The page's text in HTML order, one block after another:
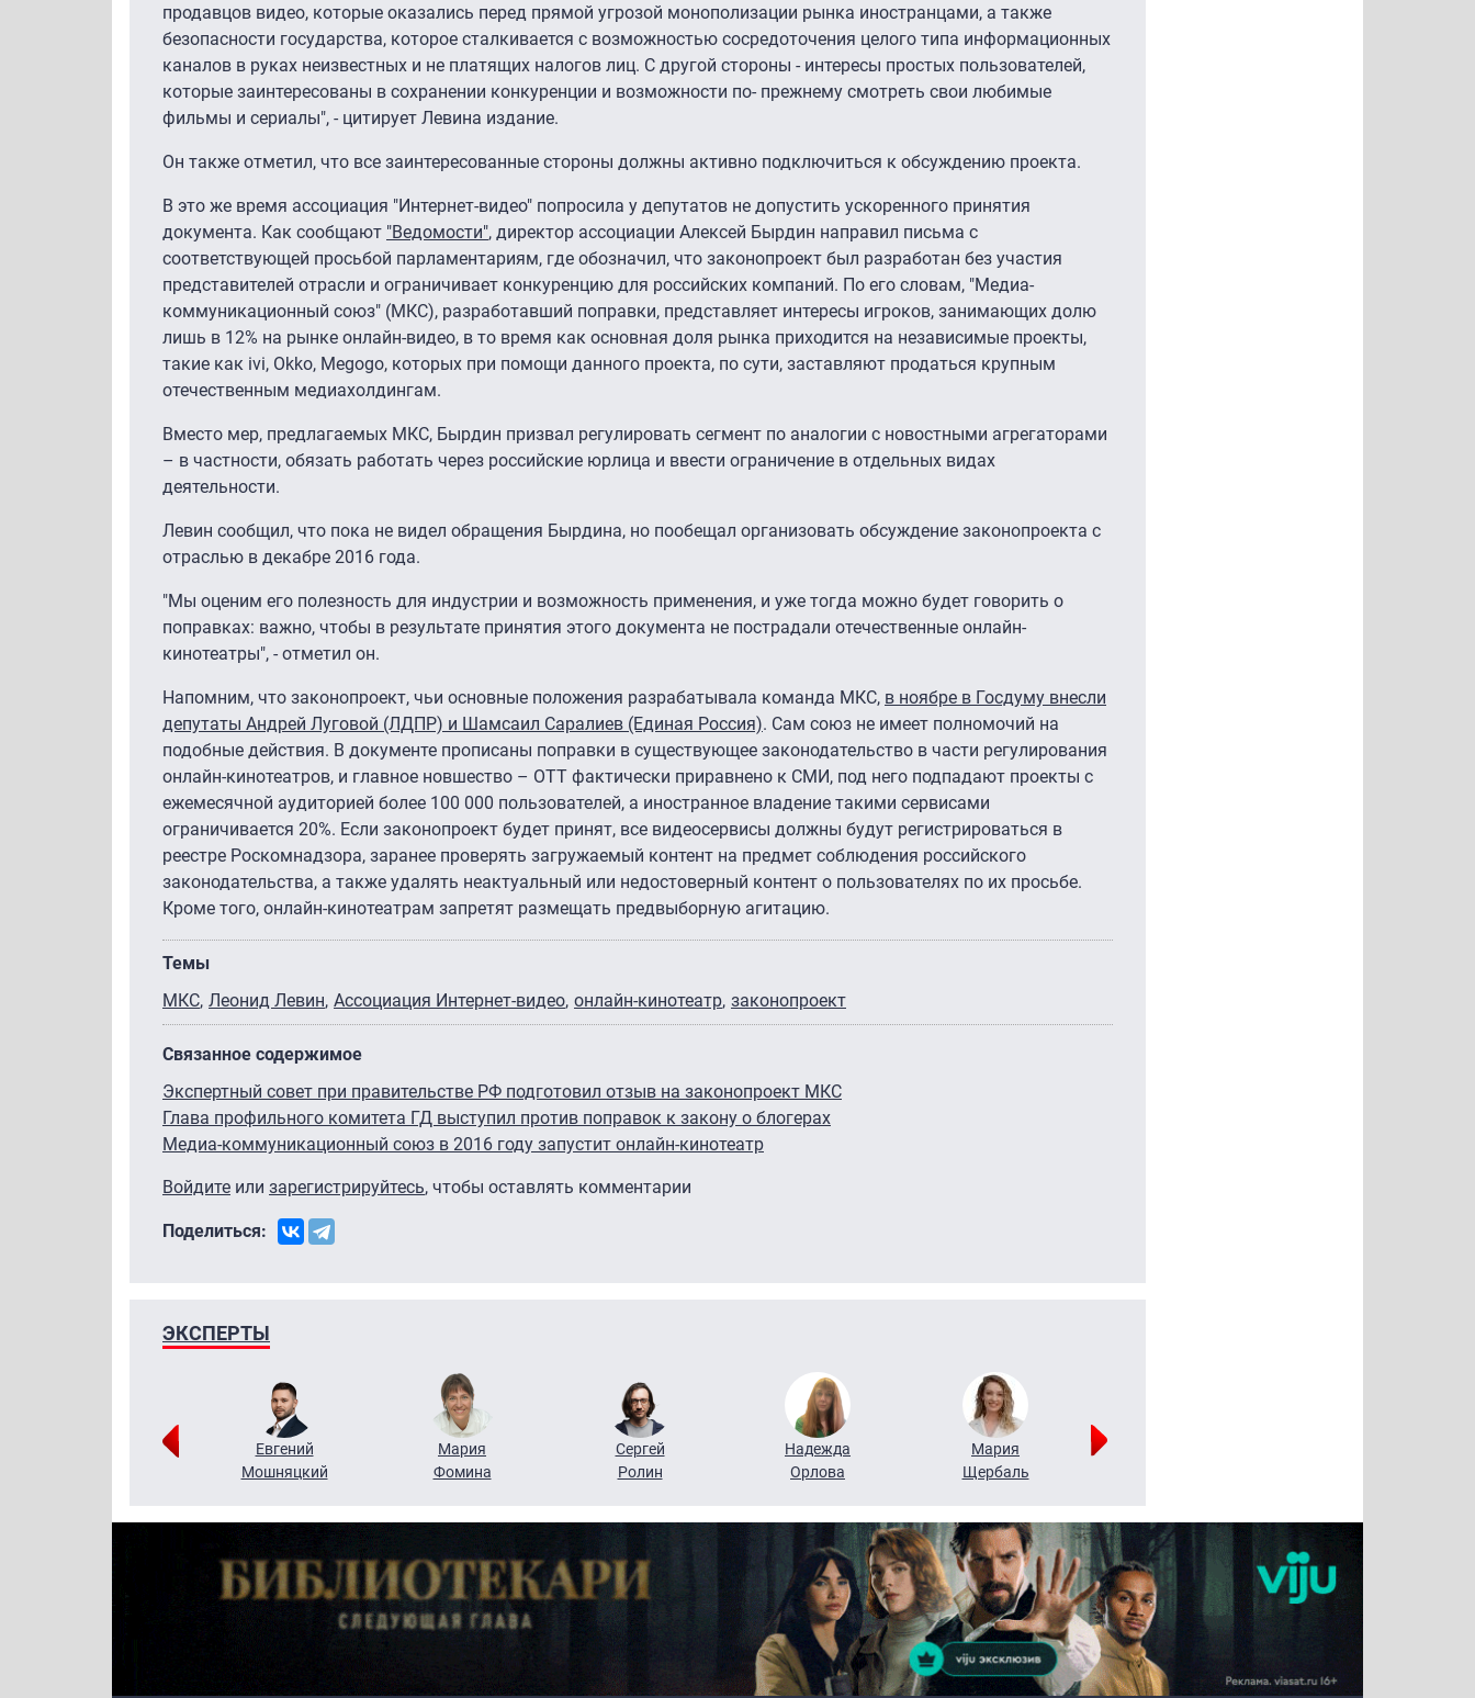
продавцов видео, которые оказались перед прямой угрозой монополизации рынка иностранцами, а также
безопасности государства, которое сталкивается с возможностью сосредоточения целого типа информационных
каналов в руках неизвестных и не платящих налогов лиц. С другой стороны - интересы простых пользователей,
которые заинтересованы в сохранении конкуренции и возможности по- прежнему смотреть свои любимые
фильмы и сериалы", - цитирует Левина издание.
Он также отметил, что все заинтересованные стороны должны активно подключиться к обсуждению проекта.
В это же время ассоциация "Интернет-видео" попросила у депутатов не допустить ускоренного принятия
документа. Как сообщают "Ведомости", директор ассоциации Алексей Бырдин направил письма с
соответствующей просьбой парламентариям, где обозначил, что законопроект был разработан без участия
представителей отрасли и ограничивает конкуренцию для российских компаний. По его словам, "Медиа-
коммуникационный союз" (МКС), разработавший поправки, представляет интересы игроков, занимающих долю
лишь в 12% на рынке онлайн-видео, в то время как основная доля рынка приходится на независимые проекты,
такие как ivi, Okko, Megogo, которых при помощи данного проекта, по сути, заставляют продаться крупным
отечественным медиахолдингам.
Вместо мер, предлагаемых МКС, Бырдин призвал регулировать сегмент по аналогии с новостными агрегаторами
– в частности, обязать работать через российские юрлица и ввести ограничение в отдельных видах
деятельности.
Левин сообщил, что пока не видел обращения Бырдина, но пообещал организовать обсуждение законопроекта с
отраслью в декабре 2016 года.
"Мы оценим его полезность для индустрии и возможность применения, и уже тогда можно будет говорить о
поправках: важно, чтобы в результате принятия этого документа не пострадали отечественные онлайн-
кинотеатры", - отметил он.
Напомним, что законопроект, чьи основные положения разрабатывала команда МКС, в ноябре в Госдуму внесли
депутаты Андрей Луговой (ЛДПР) и Шамсаил Саралиев (Единая Россия). Сам союз не имеет полномочий на
подобные действия. В документе прописаны поправки в существующее законодательство в части регулирования
онлайн-кинотеатров, и главное новшество – ОТТ фактически приравнено к СМИ, под него подпадают проекты с
ежемесячной аудиторией более 100 000 пользователей, а иностранное владение такими сервисами
ограничивается 20%. Если законопроект будет принят, все видеосервисы должны будут регистрироваться в
реестре Роскомнадзора, заранее проверять загружаемый контент на предмет соблюдения российского
законодательства, а также удалять неактуальный или недостоверный контент о пользователях по их просьбе.
Кроме того, онлайн-кинотеатрам запретят размещать предвыборную агитацию.
Темы
МКС Леонид Левин Ассоциация Интернет-видео онлайн-кинотеатр законопроект
Связанное содержимое
Экспертный совет при правительстве РФ подготовил отзыв на законопроект МКС
Глава профильного комитета ГД выступил против поправок к закону о блогерах
Медиа-коммуникационный союз в 2016 году запустит онлайн-кинотеатр
Войдите или зарегистрируйтесь, чтобы оставлять комментарии
Поделиться:
ЭКСПЕРТЫ
Евгений
Мошняцкий
Мария
Фомина
Сергей
Ролин
Надежда
Орлова
Мария
Щербаль